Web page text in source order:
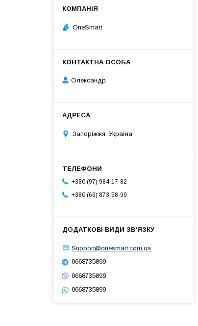
OneSmart
Олександр
Запоріжжя, Україна
+380 (97) 984-17-82
+380 (66) 873-58-99
Support@onesmart.com.ua
0668735899
0668735899
0668735899